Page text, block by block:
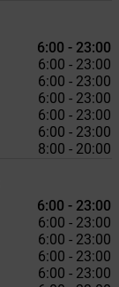
6:00 - 23:00
6:00 - 23:00
6:00 - 23:00
6:00 - 23:00
6:00 - 23:00
6:00 - 23:00
8:00 - 20:00
6:00 - 23:00
6:00 - 23:00
6:00 - 23:00
6:00 - 23:00
6:00 - 23:00